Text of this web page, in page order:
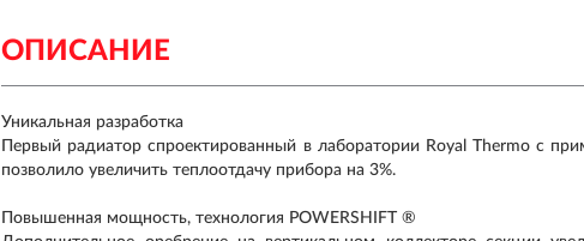
ОПИСАНИЕ
Уникальная разработка
Первый радиатор спроектированный в лаборатории Royal Thermo с
позволило увеличить теплоотдачу прибора на 3%.
Повышенная мощность, технология POWERSHIFT ®